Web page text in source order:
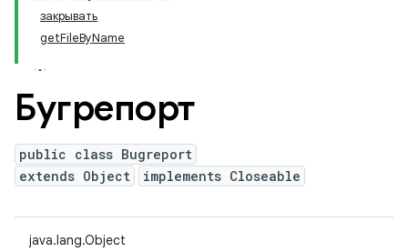
закрывать
getFileByName
Бугрепорт
public class Bugreport
extends Object
implements Closeable
java.lang.Object